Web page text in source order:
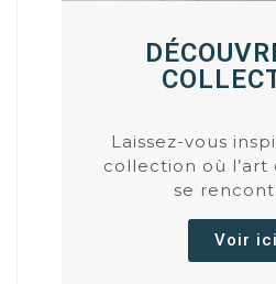
Laissez-vous
collection où l’art
se
Voir ici